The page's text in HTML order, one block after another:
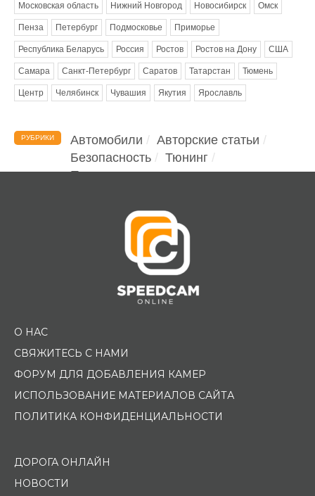
Московская область Нижний Новгород Новосибирск Омск
Пенза Петербург Подмосковье Приморье
Республика Беларусь Россия Ростов Ростов на Дону США
Самара Санкт-Петербург Саратов Татарстан Тюмень
Центр Челябинск Чувашия Якутия Ярославль
РУБРИКИ Автомобили
Авторские статьи
Безопасность
Тюнинг
Помощь водителю
О НАС
СВЯЖИТЕСЬ С НАМИ
ФОРУМ ДЛЯ ДОБАВЛЕНИЯ КАМЕР
ИСПОЛЬЗОВАНИЕ МАТЕРИАЛОВ САЙТА
ПОЛИТИКА КОНФИДЕНЦИАЛЬНОСТИ
ДОРОГА ОНЛАЙН
НОВОСТИ